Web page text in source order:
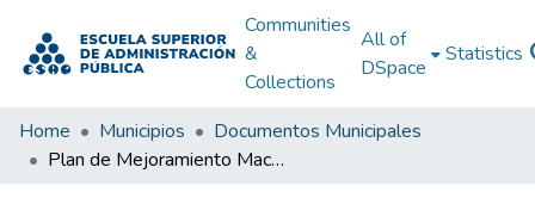
Communities
&
Collections
All of
DSpace
Statistics
Home Municipios
Documentos Municipales
Plan de Mejoramiento Maceo Antioquia 2012: PM Maceo Antioquia 2012